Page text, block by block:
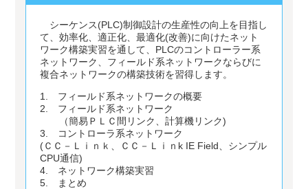
シーケンス(PLC)制御設計の生産性の向上を目指し
て、効率化、適正化、最適化(改善)に向けたネット
ワーク構築実習を通して、PLCのコントローラー系
ネットワーク、フィールド系ネットワークならびに
複合ネットワークの構築技術を習得します。
1. フィールド系ネットワークの概要
2. フィールド系ネットワーク
（簡易ＰＬＣ間リンク、計算機リンク)
3. コントローラ系ネットワーク
(ＣＣ－Ｌｉｎｋ、ＣＣ－Ｌｉｎk IE Field、シンプル
CPU通信)
4. ネットワーク構築実習
5. まとめ